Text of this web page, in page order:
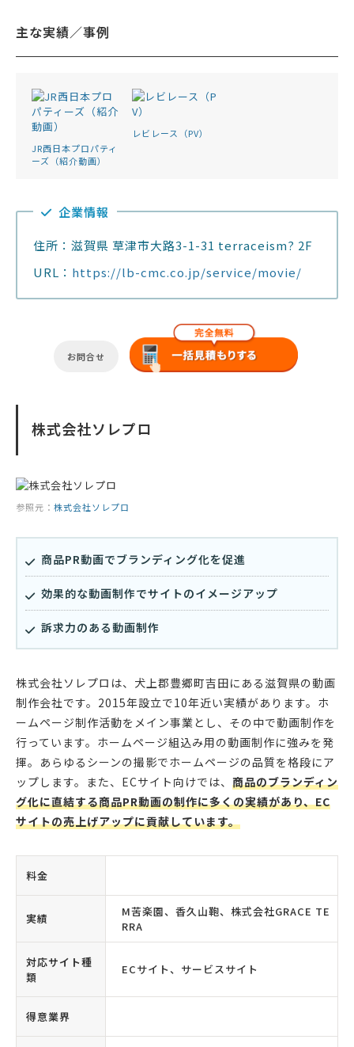
主な実績／事例
JR西日本プロパティ
ーズ（紹介動画）
レビレース（PV）
企業情報
住所：滋賀県 草津市大路3-1-31 terraceism? 2F
URL： https://lb-cmc.co.jp/service/movie/
お問合せ
株式会社ソレプロ
参照元： 株式会社ソレプロ
商品PR動画でブランディング化を促進
効果的な動画制作でサイトのイメージアップ
訴求力のある動画制作
株式会社ソレプロは、犬上郡豊郷町吉田にある滋賀県の動画
制作会社です。2015年設立で10年近い実績があります。ホ
ームページ制作活動をメイン事業とし、その中で動画制作を
行っています。ホームページ組込み用の動画制作に強みを発
揮。あらゆるシーンの撮影でホームページの品質を格段にア
ップします。また、ECサイト向けでは、 商品のブランディン
グ化に直結する商品PR動画の制作に多くの実績があり、EC
サイトの売上げアップに貢献しています。
料金
実績
M苦楽園、香久山鞄、株式会社GRACE TE
RRA
対応サイト種
類
ECサイト、サービスサイト
得意業界